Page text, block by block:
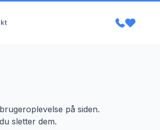
på siden.
sletter dem.